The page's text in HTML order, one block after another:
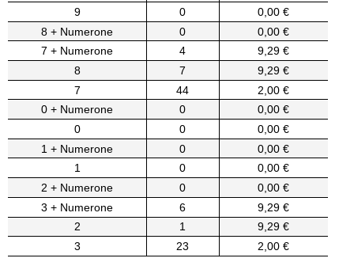
9
0
0,00 €
8 + Numerone
0
0,00 €
7 + Numerone
4
9,29 €
8
7
9,29 €
7
44
2,00 €
0 + Numerone
0
0,00 €
0
0
0,00 €
1 + Numerone
0
0,00 €
1
0
0,00 €
2 + Numerone
0
0,00 €
3 + Numerone
6
9,29 €
2
1
9,29 €
3
23 2,00 €